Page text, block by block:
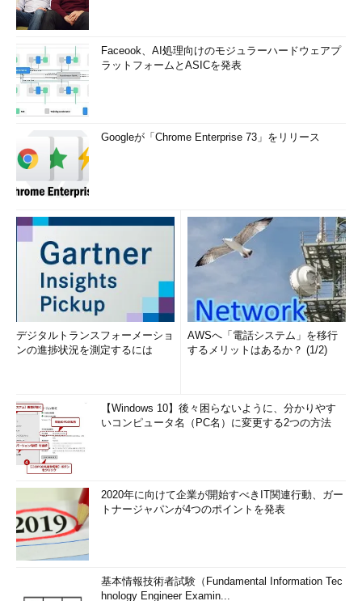
Faceook、AI処理向けのモジュラーハードウェアプ
ラットフォームとASICを発表
Googleが「Chrome Enterprise 73」をリリース
デジタルトランスフォーメーショ
ンの進捗状況を測定するには
AWSへ「電話システム」を移行
するメリットはあるか？ (1/2)
【Windows 10】後々困らないように、分かりやす
いコンピュータ名（PC名）に変更する2つの方法
2020年に向けて企業が開始すべきIT関連行動、ガー
トナージャパンが4つのポイントを発表
基本情報技術者試験（Fundamental Information Tec
hnology Engineer Examin...